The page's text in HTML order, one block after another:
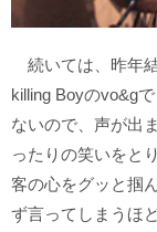
続いては、昨年
killing Boyのvo&g
ないので、声が出
ったりの笑いをと
客の心をグッと掴
ず言ってしまうほ